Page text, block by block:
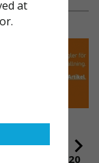
montage av
FÖR
-
& EN1004:2020
at